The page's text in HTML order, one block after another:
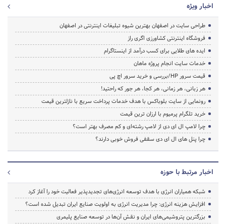
اخبار ویژه
طراحی سایت در اصفهان بهترین شیوه تبلیغات اینترنتی در اصفهان
فروشگاه اینترنتی کشاورزی اگری راز
ایده های طلایی برای کسب درآمد از اینستاگرام
خدمات سایت انجام پروژه ماهان
قیمت سرور HP/بررسی و خرید سرور اچ پی
هر زبانی، هر زمانی، هر کجا، هر جور که راحتید!
رونمایی از سایت بلوباکس با هدف خدمات پرداخت سریع با نازلترین قیمت
خرید تلگرام پرمیوم با ارزان ترین قیمت
چرا لامپ ال ای دی از لامپ رشته‌ای و کم مصرف بهتر است؟
چرا پنل های ال ای دی سقفی فروش خوبی دارند؟
اخبار مرتبط با حوزه
شبکه همیاران انرژی با هدف توسعه انرژی‌های تجدیدپذیر فعالیت خود را آغاز کرد
افزایش هزینه انرژی: چرا مدیریت انرژی به اولویت صنایع ایران تبدیل شده است؟
بزرگترین پتروشیمی‌های ایران و نقش آن‌ها در توسعه صنایع پلیمری